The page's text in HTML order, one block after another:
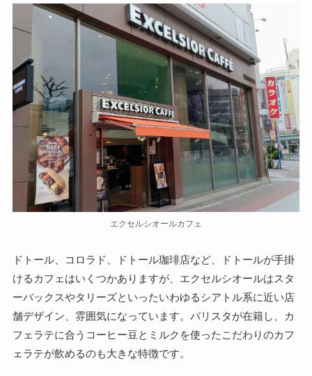
エクセルシオールカフェ
ドトール、コロラド、ドトール珈琲店など、ドトールが手掛
けるカフェはいくつかありますが、エクセルシオールはスタ
ーバックスやタリーズといったいわゆるシアトル系に近い店
舗デザイン、雰囲気になっています。バリスタが在籍し、カ
フェラテに合うコーヒー豆とミルクを使ったこだわりのカフ
ェラテが飲めるのも大きな特徴です。